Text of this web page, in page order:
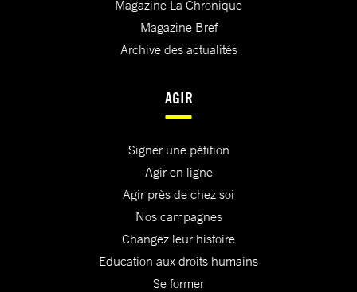
Magazine La Chronique
Magazine Bref
Archive des actualités
AGIR
Signer une pétition
Agir en ligne
Agir près de chez soi
Nos campagnes
Changez leur histoire
Education aux droits humains
Se former